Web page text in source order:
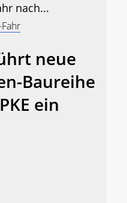
nach...
neue
Baureihe
ein